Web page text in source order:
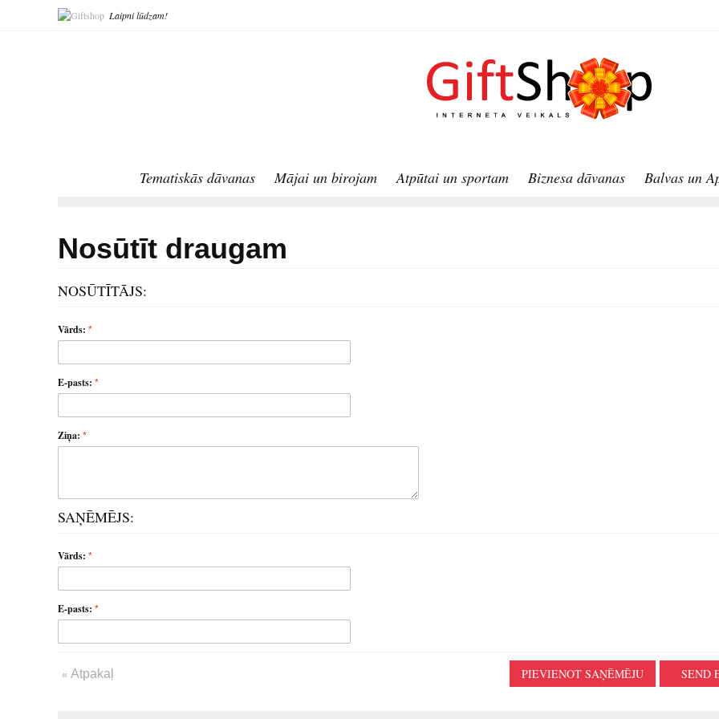
Laipni lūdzam!
Tematiskās dāvanas Mājai un birojam Atpūtai un sportam Biznesa dāvanas Balvas un
Nosūtīt draugam
NOSŪTĪTĀJS:
Vārds:
E-pasts:
Ziņa:
SAŅĒMĒJS:
Vārds:
E-pasts:
« Atpakaļ SEND
PIEVIENOT SAŅĒMĒJU